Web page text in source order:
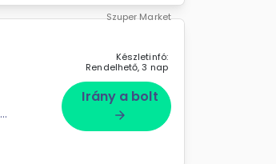
Szuper Market
Készletinfó:
Rendelhető, 3 nap
Irány a bolt
arrow_forward